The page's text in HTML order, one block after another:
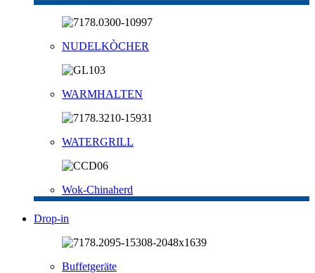
NUDELKÒCHER
WARMHALTEN
WATERGRILL
Wok-Chinaherd
Drop-in
Buffetgeräte